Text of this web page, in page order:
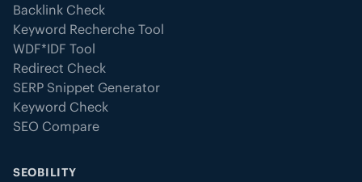
Backlink Check
Keyword Recherche Tool
WDF*IDF Tool
Redirect Check
SERP Snippet Generator
Keyword Check
SEO Compare
SEOBILITY